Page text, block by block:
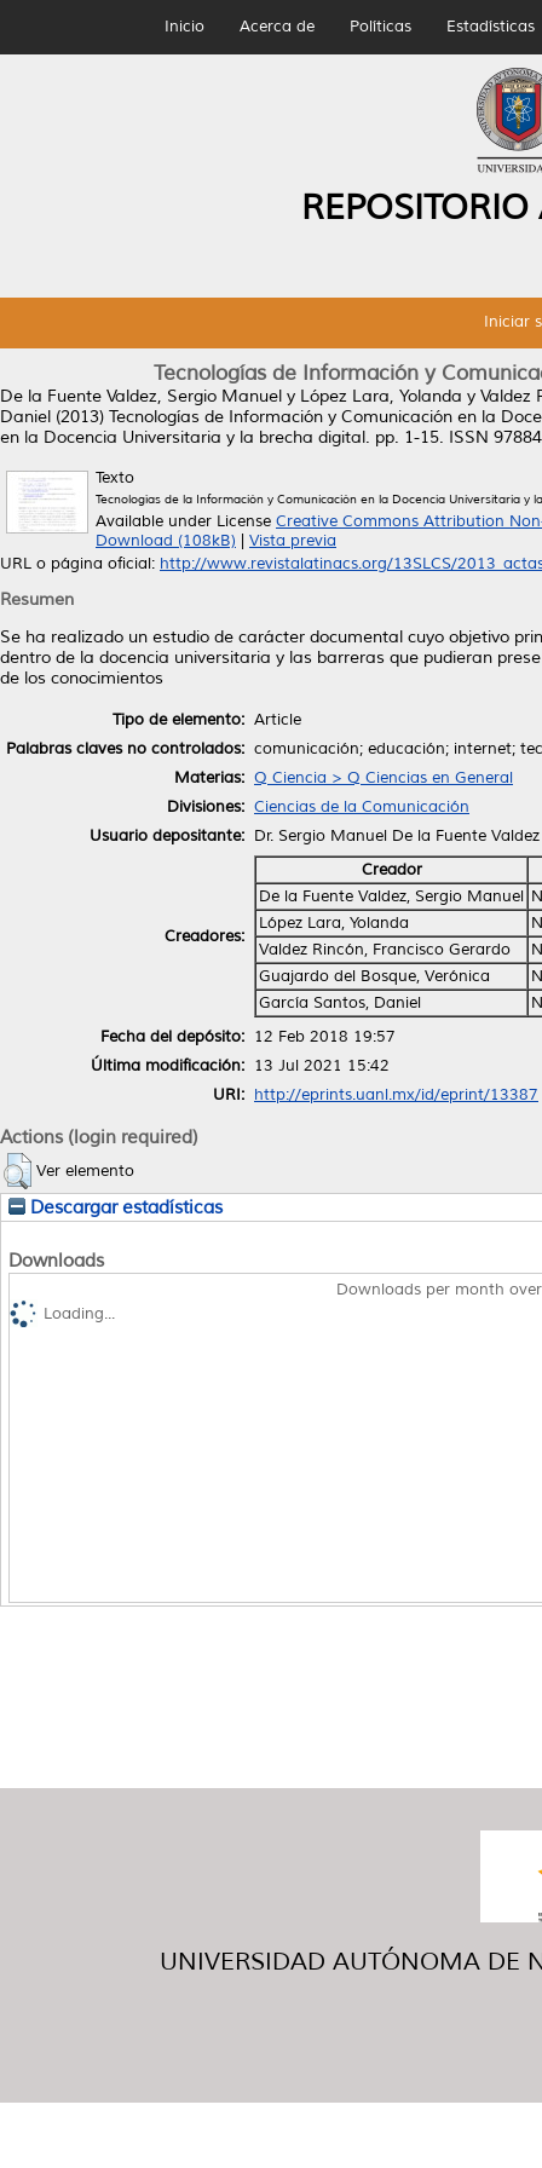
Inicio Acerca de Políticas Estadísticas
Iniciar
Tecnologías de Información y
De la Fuente Valdez, Sergio Manuel y López Lara, Yolanda y Valdez
Daniel (2013) Tecnologías de Información y Comunicación en la
en la Docencia Universitaria y la brecha digital. pp. 1-15. ISSN
Texto
Tecnologías de la Información y Comunicación en la Docencia Universitaria y
Available under License Creative Commons Attribution
Download (108kB)
Vista previa
URL o página oficial: http://www.revistalatinacs.org/13SLCS/
Resumen
Se ha realizado un estudio de carácter documental cuyo objetivo
dentro de la docencia universitaria y las barreras que pudieran
de los conocimientos
Tipo de elemento: Article
Palabras claves no controlados: comunicación; educación; internet;
Materias: Q Ciencia > Q Ciencias en General
Divisiones: Ciencias de la Comunicación
Usuario depositante: Dr. Sergio Manuel De la Fuente Valdez
Creadores:
Creador
De la Fuente Valdez, Sergio Manuel
López Lara, Yolanda
Valdez Rincón, Francisco Gerardo
Guajardo del Bosque, Verónica
García Santos, Daniel
Fecha del depósito: 12 Feb 2018 19:57
Última modificación: 13 Jul 2021 15:42
URI: http://eprints.uanl.mx/id/eprint/13387
Actions (login required)
Ver elemento
Descargar estadísticas
Downloads
Downloads per month
Loading...
UNIVERSIDAD AUTÓNOMA DE